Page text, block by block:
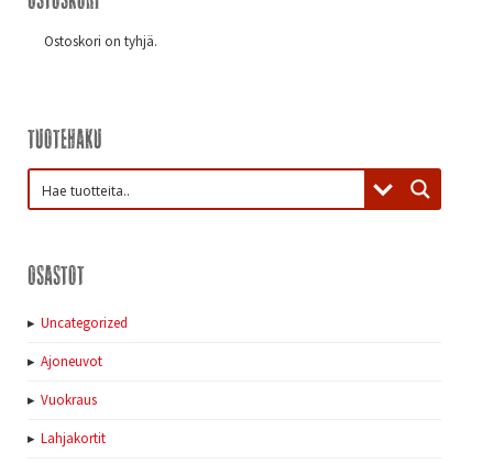
Ostoskori on tyhjä.
Tuotehaku
Osastot
Uncategorized
Ajoneuvot
Vuokraus
Lahjakortit